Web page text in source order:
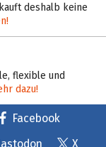
deshalb keine
flexible und
dazu!
Facebook
X